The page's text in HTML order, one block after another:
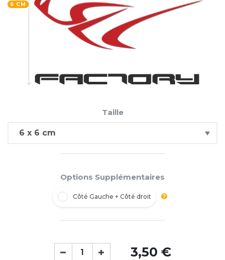
6 CM
Taille
Options Supplémentaires
Côté Gauche + Côté droit
3,50 €